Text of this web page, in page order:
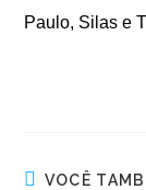
Paulo, Silas e
VOCÊ